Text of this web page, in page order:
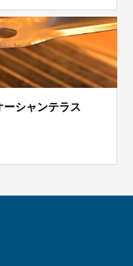
シャンテラス